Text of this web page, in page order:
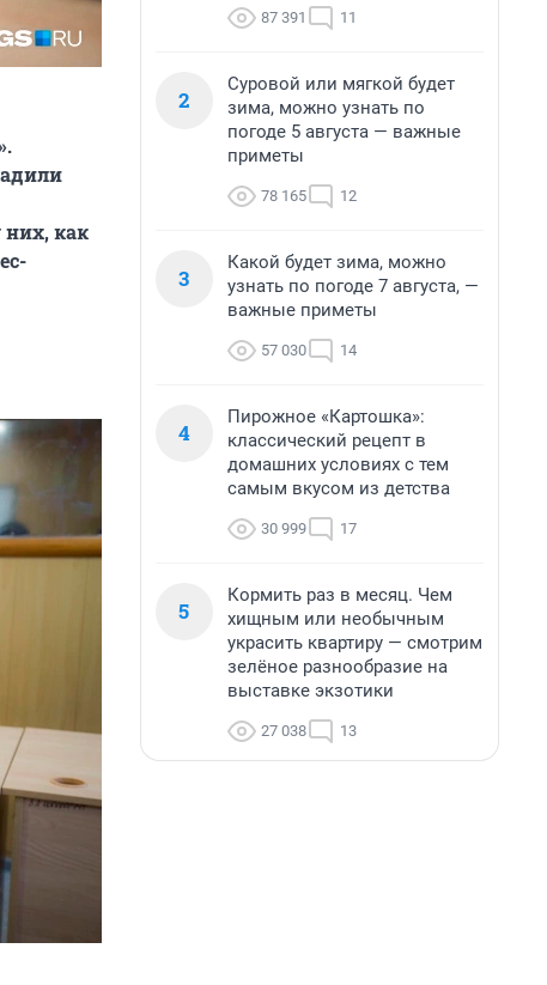
них, как
87 391 11
2
Суровой или мягкой будет
зима, можно узнать по
погоде 5 августа — важные
приметы
78 165 12
3
Какой будет зима, можно
узнать по погоде 7 августа, —
важные приметы
57 030 14
4
Пирожное «Картошка»:
классический рецепт в
домашних условиях с тем
самым вкусом из детства
30 999 17
5
Кормить раз в месяц. Чем
хищным или необычным
украсить квартиру — смотрим
зелёное разнообразие на
выставке экзотики
27 038 13